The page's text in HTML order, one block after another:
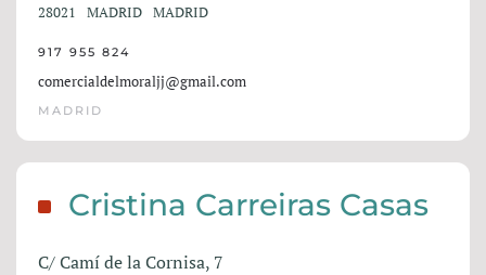
28021 MADRID MADRID
917 955 824
comercialdelmoraljj@gmail.com
MADRID
Cristina Carreiras Casas
C/ Camí de la Cornisa, 7